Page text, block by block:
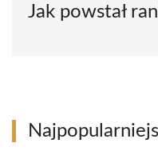
Jak powstał